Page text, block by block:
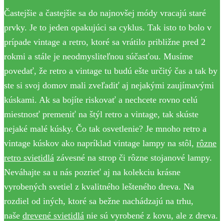
Častejšie a častejšie sa do najnovšej módy vracajú staré
prvky. Je to jeden opakujúci sa cyklus. Tak isto to bolo v
prípade vintage a retro, ktoré sa vrátilo približne pred 2
rokmi a stále je neodmysliteľnou súčasťou. Musíme
povedať, že retro a vintage tu budú ešte určitý čas a tak by
ste si svoj domov mali zveľadiť aj nejakými zaujímavými
kúskami. Ak sa bojíte riskovať a nechcete rovno celú
miestnosť premeniť na štýl retro a vintage, tak skúste
nejaké malé kúsky. Čo tak osvetlenie? Je mnoho retro a
vintage kúskov ako napríklad vintage lampy na stôl, rôzne
retro svietidlá závesné na strop či rôzne stojanové lampy.
Neváhajte sa u nás pozrieť aj na kolekciu krásne
vyrobených svetiel z kvalitného lešteného dreva. Na
rozdiel od iných, ktoré sa bežne nachádzajú na trhu,
naše drevené svietidlá nie sú vyrobené z kovu, ale z dreva.